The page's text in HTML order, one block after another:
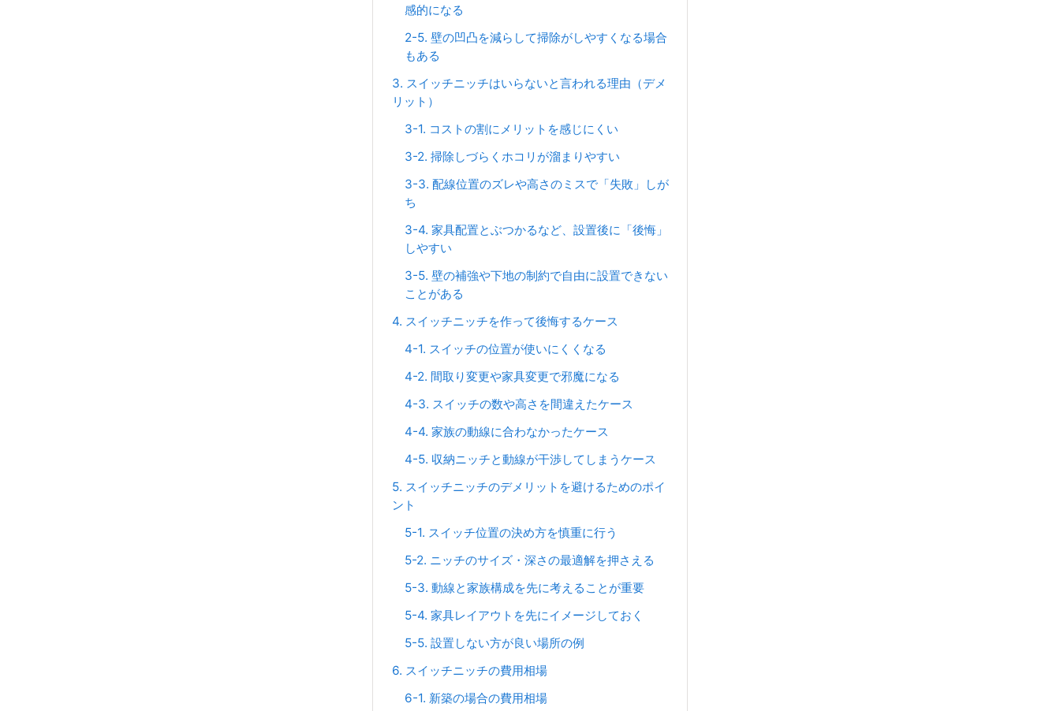
感的になる
2-5. 壁の凹凸を減らして掃除がしやすくなる場合
もある
3. スイッチニッチはいらないと言われる理由（デメ
リット）
3-1. コストの割にメリットを感じにくい
3-2. 掃除しづらくホコリが溜まりやすい
3-3. 配線位置のズレや高さのミスで「失敗」しが
ち
3-4. 家具配置とぶつかるなど、設置後に「後悔」
しやすい
3-5. 壁の補強や下地の制約で自由に設置できない
ことがある
4. スイッチニッチを作って後悔するケース
4-1. スイッチの位置が使いにくくなる
4-2. 間取り変更や家具変更で邪魔になる
4-3. スイッチの数や高さを間違えたケース
4-4. 家族の動線に合わなかったケース
4-5. 収納ニッチと動線が干渉してしまうケース
5. スイッチニッチのデメリットを避けるためのポイ
ント
5-1. スイッチ位置の決め方を慎重に行う
5-2. ニッチのサイズ・深さの最適解を押さえる
5-3. 動線と家族構成を先に考えることが重要
5-4. 家具レイアウトを先にイメージしておく
5-5. 設置しない方が良い場所の例
6. スイッチニッチの費用相場
6-1. 新築の場合の費用相場